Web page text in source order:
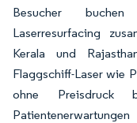
Besucher
Laserresurfacing
Kerala und
Flaggschiff-Laser wie
ohne Preisdruck